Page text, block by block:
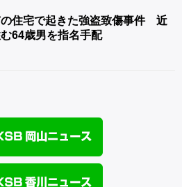
住宅で起きた強盗致傷事件 近
む64歳男を指名手配